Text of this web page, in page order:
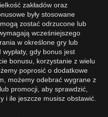
zakładów oraz
były stosowane
zostać odrzucone lub
wcześniejszego
w określone gry lub
gdy bonus jest
bonusu, korzystanie z wielu
poprosić o dodatkowe
możemy odebrać wygrane z
promocji, aby sprawdzić,
i ile jeszcze musisz obstawić.